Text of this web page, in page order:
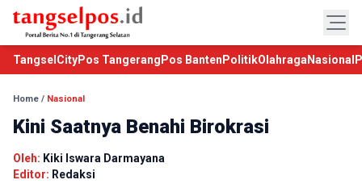
TangselCityPos Tangerang Pos Banten PolitikOlahraga Nasional
Home / Nasional
Kini Saatnya Benahi Birokrasi
Oleh: Kiki Iswara Darmayana
Editor: Redaksi